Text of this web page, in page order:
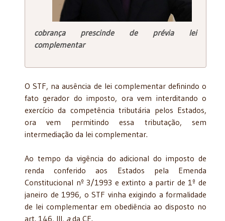
cobrança prescinde de prévia lei
complementar
O STF, na ausência de lei complementar definindo o
fato gerador do imposto, ora vem interditando o
exercício da competência tributária pelos Estados,
ora vem permitindo essa tributação, sem
intermediação da lei complementar.
Ao tempo da vigência do adicional do imposto de
renda conferido aos Estados pela Emenda
Constitucional nº 3/1993 e extinto a partir de 1º de
janeiro de 1996, o STF vinha exigindo a formalidade
de lei complementar em obediência ao disposto no
art. 146, III, ada CF.